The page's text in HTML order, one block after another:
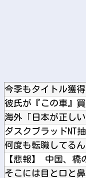
ダスクブラッドNT